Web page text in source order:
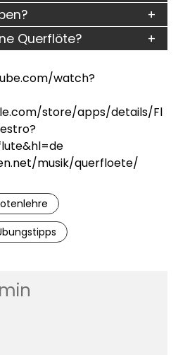
Querflöte?
watch?
store/apps/details/Fl
musik/querfloete/